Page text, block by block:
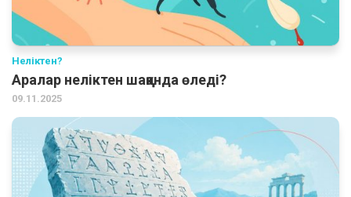
Неліктен?
Аралар неліктен шаққанда өледі?
09.11.2025